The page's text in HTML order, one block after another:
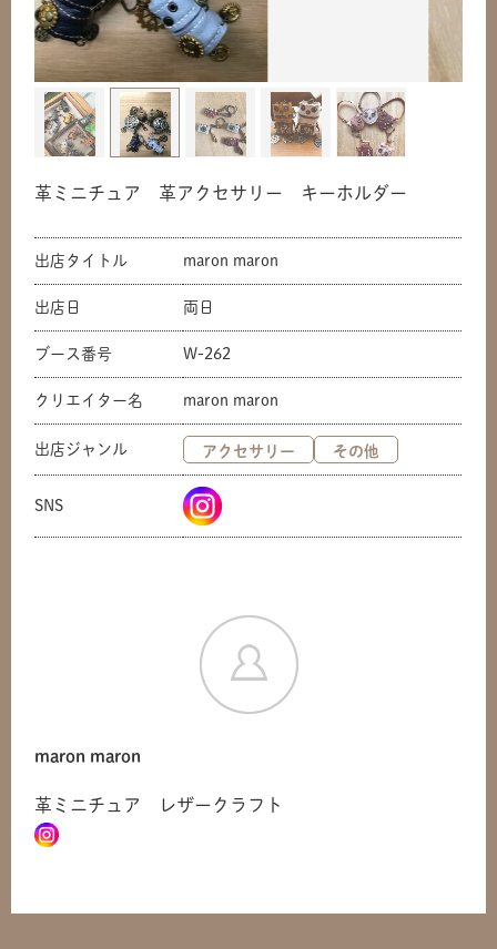
革ミニチュア 革アクセサリー キーホルダー
出店タイトル maron maron
出店日 両日
ブース番号 W-262
クリエイター名 maron maron
出店ジャンル アクセサリー その他
SNS
maron maron
革ミニチュア レザークラフト